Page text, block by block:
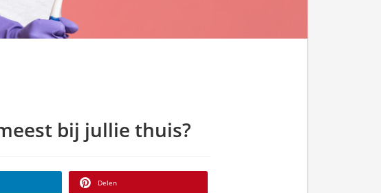
bij jullie thuis?
Delen